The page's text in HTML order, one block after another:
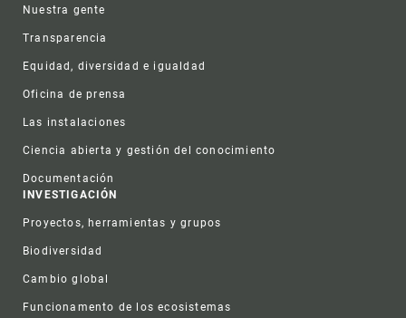
Nuestra gente
Transparencia
Equidad, diversidad e igualdad
Oficina de prensa
Las instalaciones
Ciencia abierta y gestión del conocimiento
Documentación
INVESTIGACIÓN
Proyectos, herramientas y grupos
Biodiversidad
Cambio global
Funcionamento de los ecosistemas